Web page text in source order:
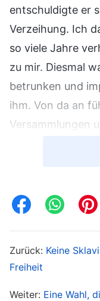
entschuldigte er
Verzeihung. Ich
so viele Jahre
zu mir. Diesmal
betrunken und
ihm. Von da an
Versammlungen
auf. Wenn er mit
zuzubereiten. Ich
Zurück: Keine
Freiheit
Weiter: Eine Wahl,